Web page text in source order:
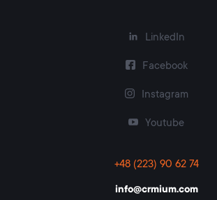
LinkedIn
Facebook
Instagram
Youtube
+48 (223) 90 62 74
info@crmium.com